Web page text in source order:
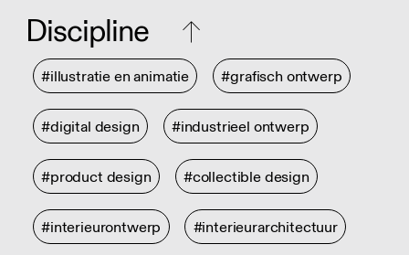
Discipline
#illustratie en animatie #grafisch ontwerp
#digital design #industrieel ontwerp
#product design #collectible design
#interieurontwerp #interieurarchitectuur